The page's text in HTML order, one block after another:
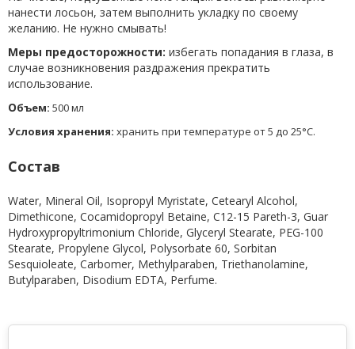
нанести лосьон, затем выполнить укладку по своему
желанию. Не нужно смывать!
Меры предосторожности: избегать попадания в глаза, в
случае возникновения раздражения прекратить
использование.
Объем: 500 мл
Условия хранения: хранить при температуре от 5 до 25°С.
Состав
Water, Mineral Oil, Isopropyl Myristate, Cetearyl Alcohol,
Dimethicone, Cocamidopropyl Betaine, C12-15 Pareth-3, Guar
Hydroxypropyltrimonium Chloride, Glyceryl Stearate, PEG-100
Stearate, Propylene Glycol, Polysorbate 60, Sorbitan
Sesquioleate, Carbomer, Methylparaben, Triethanolamine,
Butylparaben, Disodium EDTA, Perfume.